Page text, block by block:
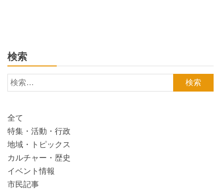
検索
検
索:
全て
特集・活動・行政
地域・トピックス
カルチャー・歴史
イベント情報
市民記事